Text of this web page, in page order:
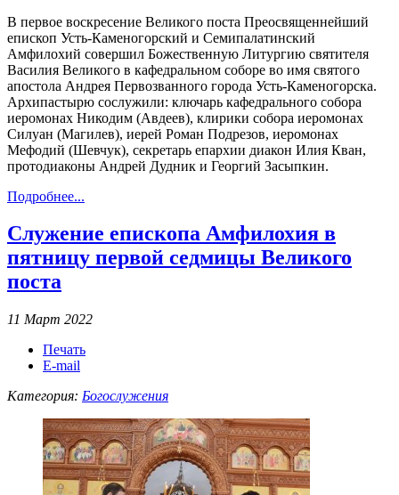
В первое воскресение Великого поста Преосвященнейший
епископ Усть-Каменогорский и Семипалатинский
Амфилохий совершил Божественную Литургию святителя
Василия Великого в кафедральном соборе во имя святого
апостола Андрея Первозванного города Усть-Каменогорска.
Архипастырю сослужили: ключарь кафедрального собора
иеромонах Никодим (Авдеев), клирики собора иеромонах
Силуан (Магилев), иерей Роман Подрезов, иеромонах
Мефодий (Шевчук), секретарь епархии диакон Илия Кван,
протодиаконы Андрей Дудник и Георгий Засыпкин.
Подробнее...
Служение епископа Амфилохия в
пятницу первой седмицы Великого
поста
11 Март 2022
Печать
E-mail
Категория: Богослужения